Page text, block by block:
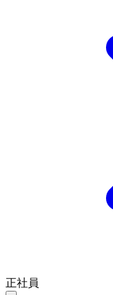
正社員